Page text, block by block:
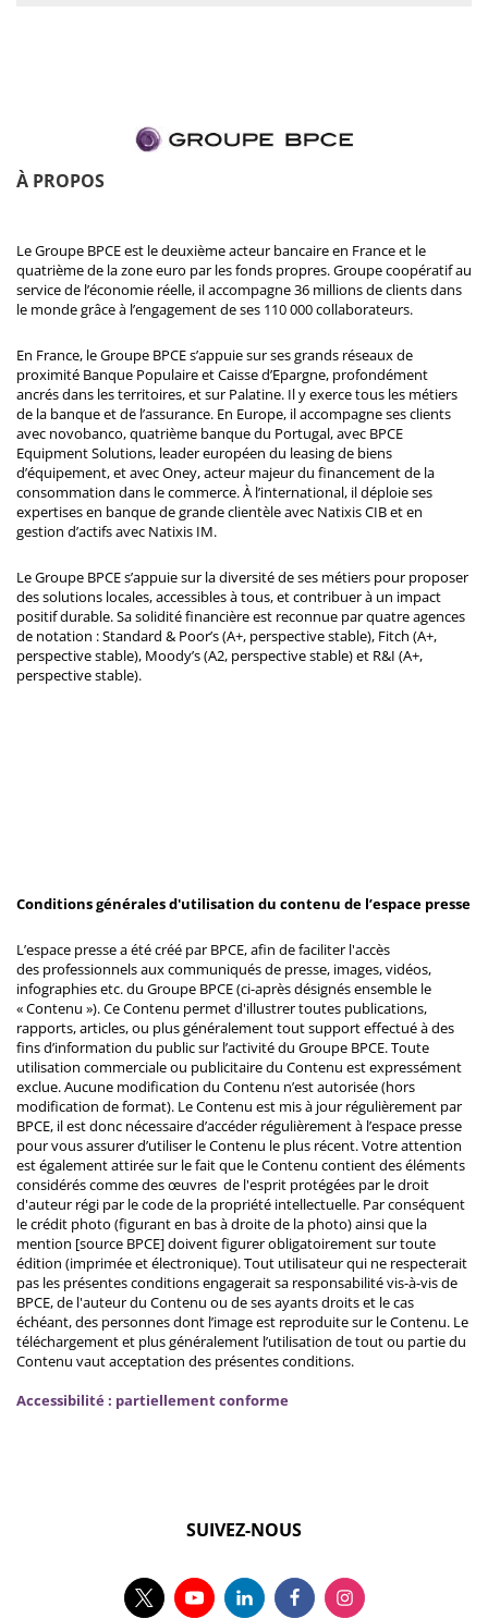
À PROPOS
Le Groupe BPCE est le deuxième acteur bancaire en France et le
quatrième de la zone euro par les fonds propres. Groupe coopératif au
service de l’économie réelle, il accompagne 36 millions de clients dans
le monde grâce à l’engagement de ses 110 000 collaborateurs.
En France, le Groupe BPCE s’appuie sur ses grands réseaux de
proximité Banque Populaire et Caisse d’Epargne, profondément
ancrés dans les territoires, et sur Palatine. Il y exerce tous les métiers
de la banque et de l’assurance. En Europe, il accompagne ses clients
avec novobanco, quatrième banque du Portugal, avec BPCE
Equipment Solutions, leader européen du leasing de biens
d’équipement, et avec Oney, acteur majeur du financement de la
consommation dans le commerce. À l’international, il déploie ses
expertises en banque de grande clientèle avec Natixis CIB et en
gestion d’actifs avec Natixis IM.
Le Groupe BPCE s’appuie sur la diversité de ses métiers pour proposer
des solutions locales, accessibles à tous, et contribuer à un impact
positif durable. Sa solidité financière est reconnue par quatre agences
de notation : Standard & Poor’s (A+, perspective stable), Fitch (A+,
perspective stable), Moody’s (A2, perspective stable) et R&I (A+,
perspective stable).
Conditions générales d'utilisation du contenu de l’espace presse
L’espace presse a été créé par BPCE, afin de faciliter l'accès
des professionnels aux communiqués de presse, images, vidéos,
infographies etc. du Groupe BPCE (ci-après désignés ensemble le
« Contenu »). Ce Contenu permet d'illustrer toutes publications,
rapports, articles, ou plus généralement tout support effectué à des
fins d’information du public sur l’activité du Groupe BPCE. Toute
utilisation commerciale ou publicitaire du Contenu est expressément
exclue. Aucune modification du Contenu n’est autorisée (hors
modification de format). Le Contenu est mis à jour régulièrement par
BPCE, il est donc nécessaire d’accéder régulièrement à l’espace presse
pour vous assurer d’utiliser le Contenu le plus récent. Votre attention
est également attirée sur le fait que le Contenu contient des éléments
considérés comme des œuvres de l'esprit protégées par le droit
d'auteur régi par le code de la propriété intellectuelle. Par conséquent
le crédit photo (figurant en bas à droite de la photo) ainsi que la
mention [source BPCE] doivent figurer obligatoirement sur toute
édition (imprimée et électronique). Tout utilisateur qui ne respecterait
pas les présentes conditions engagerait sa responsabilité vis-à-vis de
BPCE, de l'auteur du Contenu ou de ses ayants droits et le cas
échéant, des personnes dont l’image est reproduite sur le Contenu. Le
téléchargement et plus généralement l’utilisation de tout ou partie du
Contenu vaut acceptation des présentes conditions.
Accessibilité : partiellement conforme
SUIVEZ-NOUS